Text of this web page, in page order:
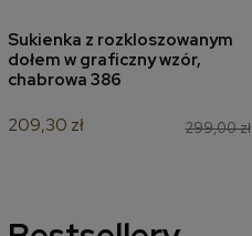
dodaj do koszyka
Sukienka z rozkloszowanym
dołem w graficzny wzór,
chabrowa 386
299,00 zł
209,30 zł